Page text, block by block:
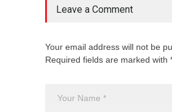
Leave a Comment
Your email address will not be
Required fields are marked with